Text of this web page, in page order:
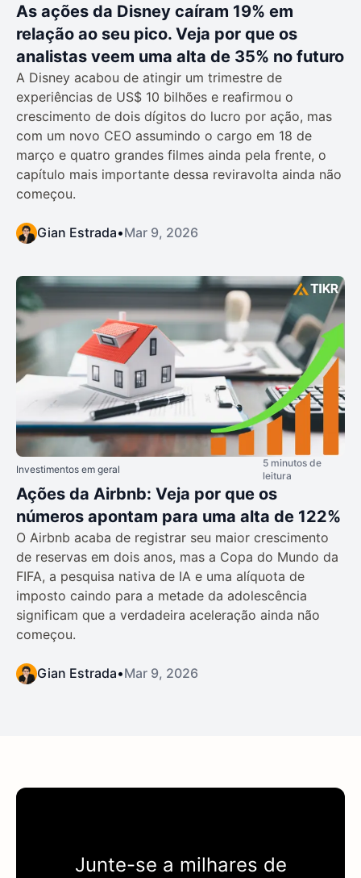
As ações da Disney caíram 19% em
relação ao seu pico. Veja por que os
analistas veem uma alta de 35% no futuro
A Disney acabou de atingir um trimestre de
experiências de US$ 10 bilhões e reafirmou o
crescimento de dois dígitos do lucro por ação, mas
com um novo CEO assumindo o cargo em 18 de
março e quatro grandes filmes ainda pela frente, o
capítulo mais importante dessa reviravolta ainda não
começou.
Gian Estrada•Mar 9, 2026
Investimentos em geral
5 minutos de
leitura
Ações da Airbnb: Veja por que os
números apontam para uma alta de 122%
O Airbnb acaba de registrar seu maior crescimento
de reservas em dois anos, mas a Copa do Mundo da
FIFA, a pesquisa nativa de IA e uma alíquota de
imposto caindo para a metade da adolescência
significam que a verdadeira aceleração ainda não
começou.
Gian Estrada•Mar 9, 2026
Junte-se a milhares de